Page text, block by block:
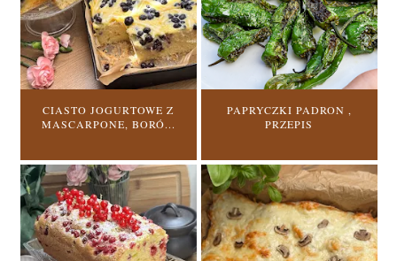
CIASTO JOGURTOWE Z
MASCARPONE, BORÓ...
PAPRYCZKI PADRON ,
PRZEPIS